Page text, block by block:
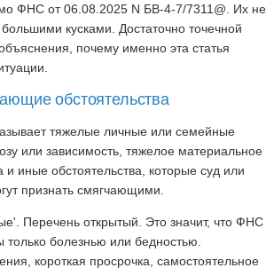
ФНС от 06.08.2025 N БВ-4-7/7311@. Их не
кусками. Достаточно точечной
почему именно эта статья
обстоятельства
тяжелые личные или семейные
или зависимость, тяжелое материальное
иные обстоятельства, которые суд или
признать смягчающими.
Перечень открытый. Это значит, что ФНС
только болезнью или бедностью.
короткая просрочка, самостоятельное